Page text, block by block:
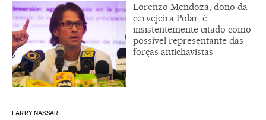
Lorenzo Mendoza, dono da
cervejeira Polar, é
insistentemente citado como
possível representante das
forças antichavistas
LARRY NASSAR